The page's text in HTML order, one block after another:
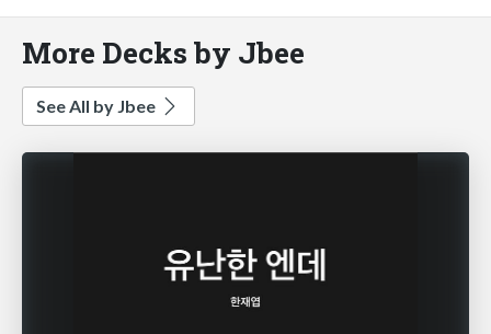
More Decks by Jbee
See All by Jbee